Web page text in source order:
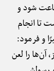
شود و
تا انجام
و فرمود:
آن‌ها را لعن